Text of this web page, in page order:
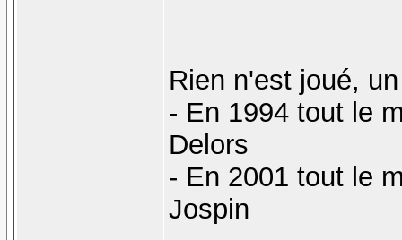
Rien n'est joué,
- En 1994 tout le
Delors
- En 2001 tout le
Jospin